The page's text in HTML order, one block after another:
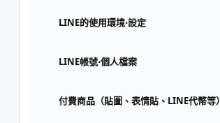
LINE的使用環境⋅設定
LINE帳號⋅個人檔案
付費商品（貼圖、表情貼、LINE代幣等）